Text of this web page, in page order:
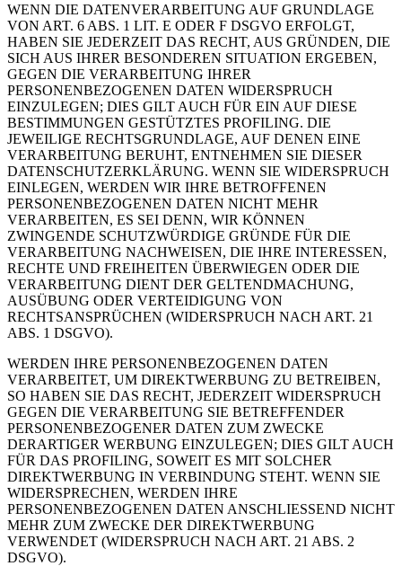
WENN DIE DATENVERARBEITUNG AUF GRUNDLAGE
VON ART. 6 ABS. 1 LIT. E ODER F DSGVO ERFOLGT,
HABEN SIE JEDERZEIT DAS RECHT, AUS GRÜNDEN, DIE
SICH AUS IHRER BESONDEREN SITUATION ERGEBEN,
GEGEN DIE VERARBEITUNG IHRER
PERSONENBEZOGENEN DATEN WIDERSPRUCH
EINZULEGEN; DIES GILT AUCH FÜR EIN AUF DIESE
BESTIMMUNGEN GESTÜTZTES PROFILING. DIE
JEWEILIGE RECHTSGRUNDLAGE, AUF DENEN EINE
VERARBEITUNG BERUHT, ENTNEHMEN SIE DIESER
DATENSCHUTZERKLÄRUNG. WENN SIE WIDERSPRUCH
EINLEGEN, WERDEN WIR IHRE BETROFFENEN
PERSONENBEZOGENEN DATEN NICHT MEHR
VERARBEITEN, ES SEI DENN, WIR KÖNNEN
ZWINGENDE SCHUTZWÜRDIGE GRÜNDE FÜR DIE
VERARBEITUNG NACHWEISEN, DIE IHRE INTERESSEN,
RECHTE UND FREIHEITEN ÜBERWIEGEN ODER DIE
VERARBEITUNG DIENT DER GELTENDMACHUNG,
AUSÜBUNG ODER VERTEIDIGUNG VON
RECHTSANSPRÜCHEN (WIDERSPRUCH NACH ART. 21
ABS. 1 DSGVO).
WERDEN IHRE PERSONENBEZOGENEN DATEN
VERARBEITET, UM DIREKTWERBUNG ZU BETREIBEN,
SO HABEN SIE DAS RECHT, JEDERZEIT WIDERSPRUCH
GEGEN DIE VERARBEITUNG SIE BETREFFENDER
PERSONENBEZOGENER DATEN ZUM ZWECKE
DERARTIGER WERBUNG EINZULEGEN; DIES GILT AUCH
FÜR DAS PROFILING, SOWEIT ES MIT SOLCHER
DIREKTWERBUNG IN VERBINDUNG STEHT. WENN SIE
WIDERSPRECHEN, WERDEN IHRE
PERSONENBEZOGENEN DATEN ANSCHLIESSEND NICHT
MEHR ZUM ZWECKE DER DIREKTWERBUNG
VERWENDET (WIDERSPRUCH NACH ART. 21 ABS. 2
DSGVO).